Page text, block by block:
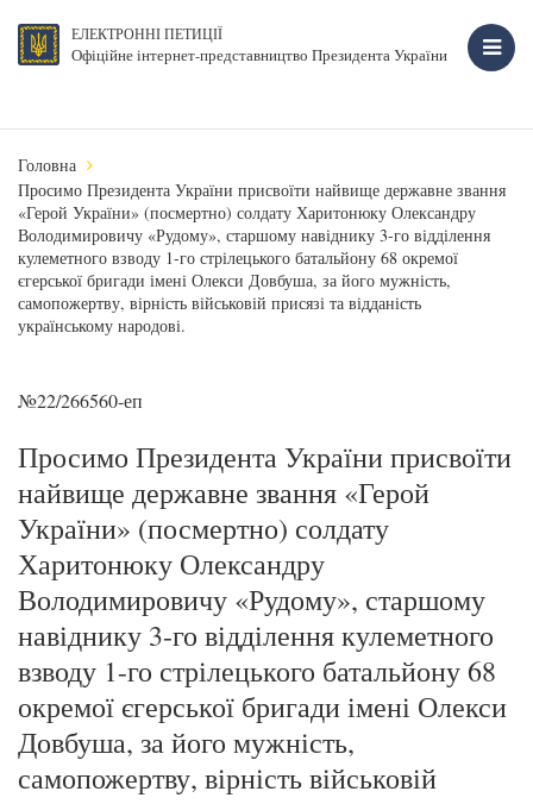
ЕЛЕКТРОННІ ПЕТИЦІЇ
Офіційне інтернет-представництво Президента України
Головна
Просимо Президента України присвоїти найвище державне звання
«Герой України» (посмертно) солдату Харитонюку Олександру
Володимировичу «Рудому», старшому навіднику 3-го відділення
кулеметного взводу 1-го стрілецького батальйону 68 окремої
єгерської бригади імені Олекси Довбуша, за його мужність,
самопожертву, вірність військовій присязі та відданість
українському народові.
№22/266560-еп
Просимо Президента України присвоїти
найвище державне звання «Герой
України» (посмертно) солдату
Харитонюку Олександру
Володимировичу «Рудому», старшому
навіднику 3-го відділення кулеметного
взводу 1-го стрілецького батальйону 68
окремої єгерської бригади імені Олекси
Довбуша, за його мужність,
самопожертву, вірність військовій